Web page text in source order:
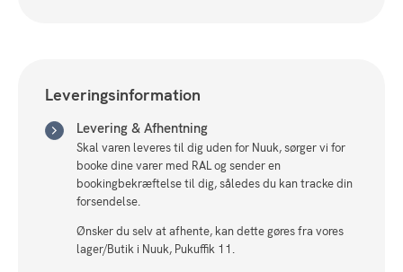
Leveringsinformation
Levering & Afhentning
Skal varen leveres til dig uden for Nuuk, sørger vi for
booke dine varer med RAL og sender en
bookingbekræftelse til dig, således du kan tracke din
forsendelse.
Ønsker du selv at afhente, kan dette gøres fra vores
lager/Butik i Nuuk, Pukuffik 11.